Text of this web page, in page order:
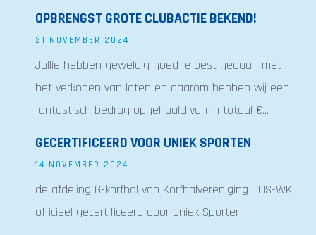
OPBRENGST GROTE CLUBACTIE BEKEND!
21 NOVEMBER 2024
Jullie hebben geweldig goed je best gedaan met
het verkopen van loten en daarom hebben wij een
fantastisch bedrag opgehaald van in totaal €...
GECERTIFICEERD VOOR UNIEK SPORTEN
14 NOVEMBER 2024
de afdeling G-korfbal van Korfbalvereniging DOS-WK
officieel gecertificeerd door Uniek Sporten